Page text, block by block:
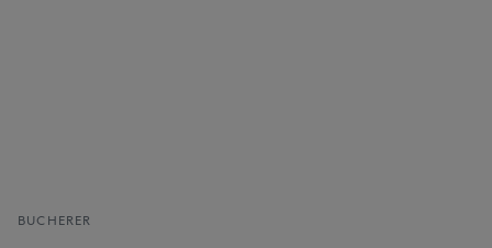
BUCHERER